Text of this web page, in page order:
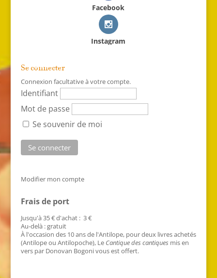
Facebook
Instagram
Se connecter
Connexion facultative à votre compte.
Identifiant
Mot de passe
Se souvenir de moi
Modifier mon compte
Frais de port
Jusqu'à 35 € d'achat : 3 €
Au-delà : gratuit
À l'occasion des 10 ans de l'Antilope, pour deux livres achetés
(Antilope ou Antilopoche), Le Cantique des cantiques mis en
vers par Donovan Bogoni vous est offert.